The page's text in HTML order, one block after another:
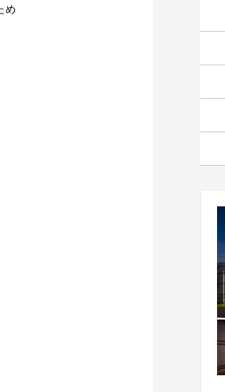
め